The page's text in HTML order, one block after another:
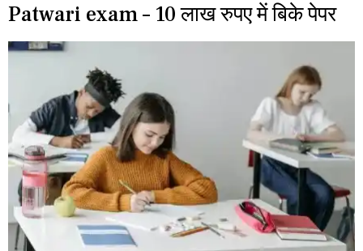
Patwari exam – 10 लाख रुपए में बिके पेपर